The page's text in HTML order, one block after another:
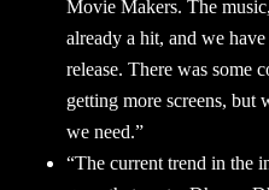
Movie Makers. The
already a hit, and we
release. There was some
getting more screens, but
we need.”
“The current trend in the